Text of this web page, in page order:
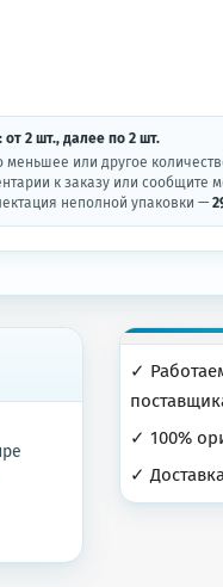
от2 шт., далее по2 шт.
меньшее или другое
к заказу или сообщите
неполной упаковки —
✓
✓ 100%
✓